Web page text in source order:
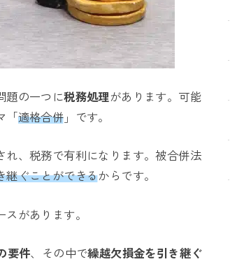
題の一つに税務処理があります。可能
「適格合併 」です。
、税務で有利になります。被合併法
継ぐことができるからです。
があります。
要件、その中で繰越欠損金を引き継ぐ